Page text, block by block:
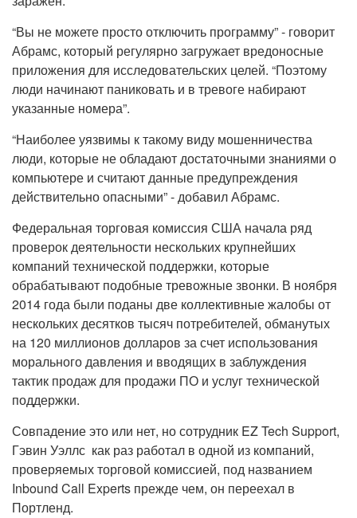
“Вы не можете просто отключить программу” - говорит
Абрамс, который регулярно загружает вредоносные
приложения для исследовательских целей. “Поэтому
люди начинают паниковать и в тревоге набирают
указанные номера”.
“Наиболее уязвимы к такому виду мошенничества
люди, которые не обладают достаточными знаниями о
компьютере и считают данные предупреждения
действительно опасными” - добавил Абрамс.
Федеральная торговая комиссия США начала ряд
проверок деятельности нескольких крупнейших
компаний технической поддержки, которые
обрабатывают подобные тревожные звонки. В ноября
2014 года были поданы две коллективные жалобы от
нескольких десятков тысяч потребителей, обманутых
на 120 миллионов долларов за счет использования
морального давления и вводящих в заблуждения
тактик продаж для продажи ПО и услуг технической
поддержки.
Совпадение это или нет, но сотрудник EZ Tech Support,
Гэвин Уэллс как раз работал в одной из компаний,
проверяемых торговой комиссией, под названием
Inbound Call Experts прежде чем, он переехал в
Портленд.